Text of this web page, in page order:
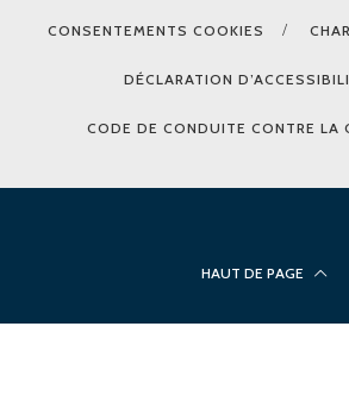
CONSENTEMENTS COOKIES
DÉCLARATION
CODE DE CONDUITE CONTRE LA
HAUT DE PAGE